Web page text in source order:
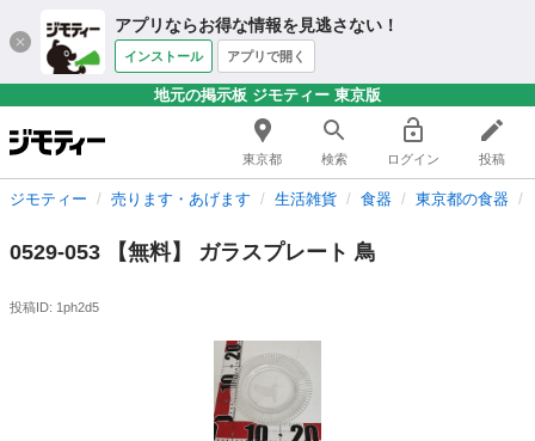
アプリならお得な情報を見逃さない！
インストール アプリで開く
地元の掲示板 ジモティー 東京版
東京都 検索 ログイン 投稿
ジモティー 売ります・あげます 生活雑貨 食器 東京都の食器
0529-053 【無料】 ガラスプレート 鳥
投稿ID: 1ph2d5